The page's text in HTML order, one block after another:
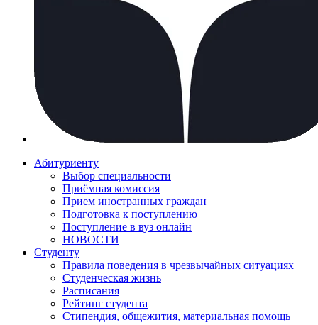
Абитуриенту
Выбор специальности
Приёмная комиссия
Прием иностранных граждан
Подготовка к поступлению
Поступление в вуз онлайн
НОВОСТИ
Студенту
Правила поведения в чрезвычайных ситуациях
Студенческая жизнь
Расписания
Рейтинг студента
Стипендия, общежития, материальная помощь